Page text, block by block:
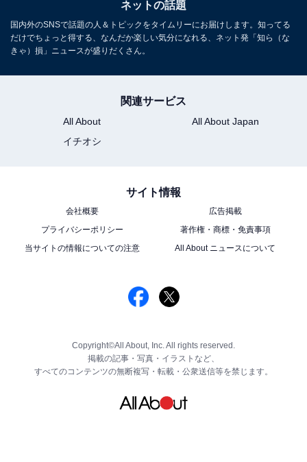
ネットの話題
国内外のSNSで話題の人＆トピックをタイムリーにお届けします。知ってる
だけでちょっと得する、なんだか楽しい気分になれる、ネット発「知ら（な
きゃ）損」ニュースが盛りだくさん。
関連サービス
All About
All About Japan
イチオシ
サイト情報
会社概要
広告掲載
プライバシーポリシー
著作権・商標・免責事項
当サイトの情報についての注意
All About ニュースについて
Copyright©All About, Inc. All rights reserved.
掲載の記事・写真・イラストなど、
すべてのコンテンツの無断複写・転載・公衆送信等を禁じます。